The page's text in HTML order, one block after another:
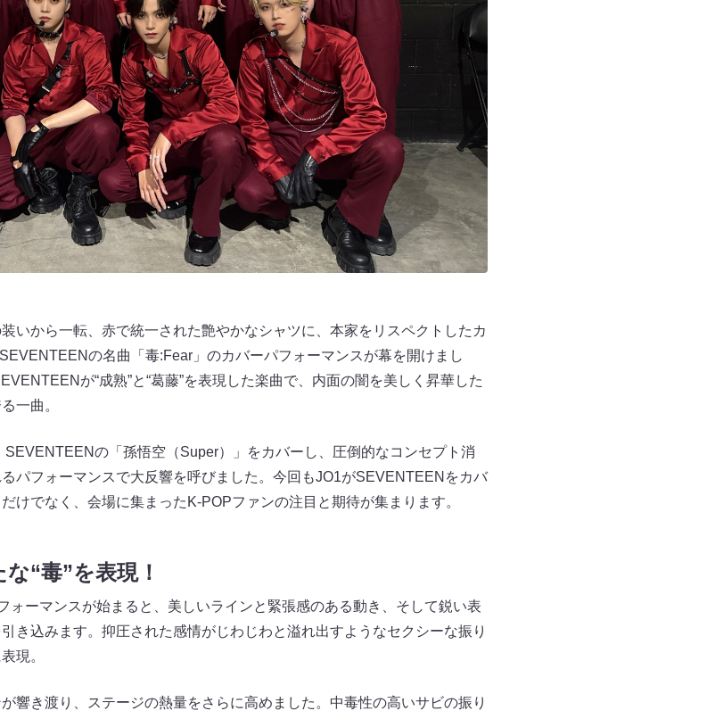
いから一転、赤で統一された艶やかなシャツに、本家をリスペクトしたカ
の名曲「毒:Fear」のカバーパフォーマンスが幕を開けまし
が“成熟”と“葛藤”を表現した楽曲で、内面の闇を美しく昇華した
一曲。
の「孫悟空（Super）」をカバーし、圧倒的なコンセプト消
パフォーマンスで大反響を呼びました。今回もJO1がSEVENTEENをカバ
けでなく、会場に集まったK-POPファンの注目と期待が集まります。
“毒”を表現！
ォーマンスが始まると、美しいラインと緊張感のある動き、そして鋭い表
き込みます。抑圧された感情がじわじわと溢れ出すようなセクシーな振り
現。
響き渡り、ステージの熱量をさらに高めました。中毒性の高いサビの振り